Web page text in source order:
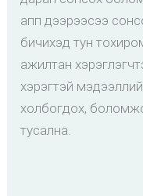
апп дээрээсээ
бичихэд тун
ажилтан
хэрэгтэй
холбогдох,
тусална.